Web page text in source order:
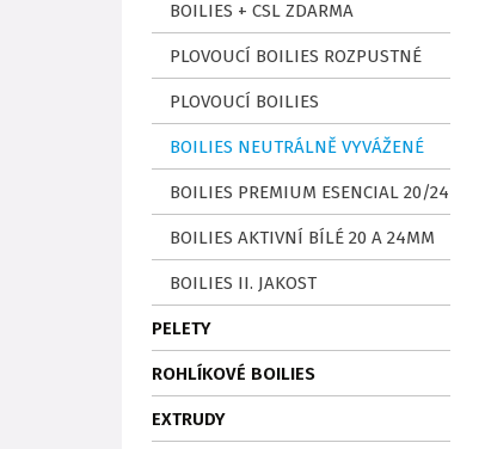
BOILIES + CSL ZDARMA
PLOVOUCÍ BOILIES ROZPUSTNÉ
PLOVOUCÍ BOILIES
BOILIES NEUTRÁLNĚ VYVÁŽENÉ
BOILIES PREMIUM ESENCIAL 20/24
BOILIES AKTIVNÍ BÍLÉ 20 A 24MM
BOILIES II. JAKOST
PELETY
ROHLÍKOVÉ BOILIES
EXTRUDY